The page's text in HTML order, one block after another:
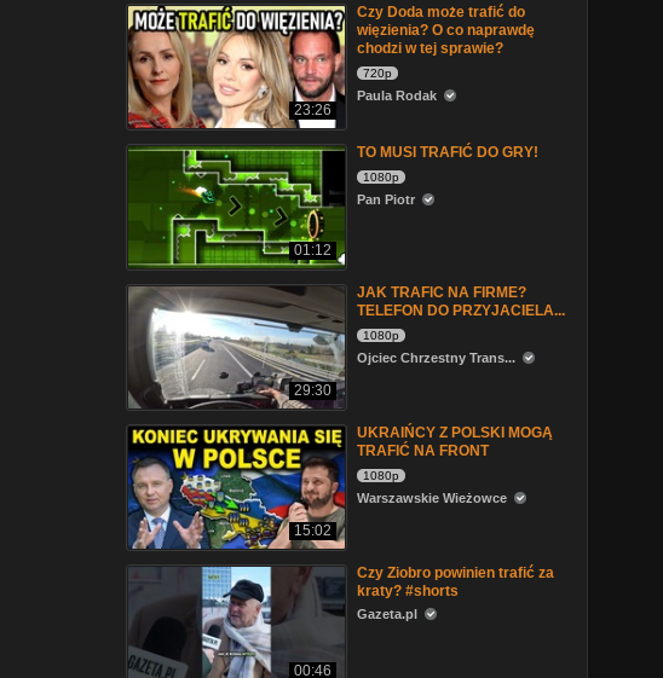
23:26
Czy Doda może trafić do
więzienia? O co naprawdę
chodzi w tej sprawie?
720p
Paula Rodak
01:12
TO MUSI TRAFIĆ DO GRY!
1080p
Pan Piotr
29:30
JAK TRAFIC NA FIRME?
TELEFON DO PRZYJACIELA...
1080p
Ojciec Chrzestny Trans...
15:02
UKRAIŃCY Z POLSKI MOGĄ
TRAFIĆ NA FRONT
1080p
Warszawskie Wieżowce
00:46
Czy Ziobro powinien trafić za
kraty? #shorts
Gazeta.pl